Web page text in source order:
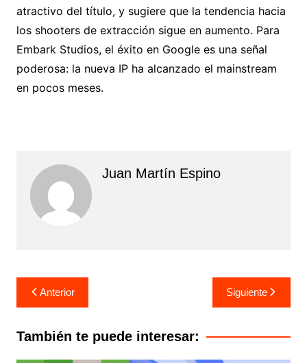
atractivo del título, y sugiere que la tendencia hacia
los shooters de extracción sigue en aumento. Para
Embark Studios, el éxito en Google es una señal
poderosa: la nueva IP ha alcanzado el mainstream
en pocos meses.
Juan Martín Espino
Navegación
de
entradas
Anterior Siguiente
También te puede interesar: